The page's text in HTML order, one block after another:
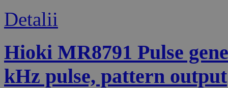
Detalii
Hioki MR8791 Pulse
kHz pulse, pattern output